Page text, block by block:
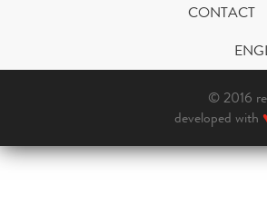
CONTACT
© 2016
developed with